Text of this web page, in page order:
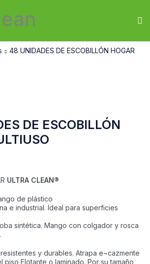
48 UNIDADES DE ESCOBILLÓN HOGAR
DE ESCOBILLÓN
ULTRA CLEAN®
de plástico
e industrial. Ideal para superficies
sintética. Mango con colgador y rosca
y durables. Atrapa e¬cazmente
piso Flotante o laminado. Por su tamaño